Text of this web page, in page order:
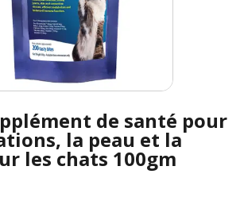
de santé pour
la peau et la
les chats 100gm